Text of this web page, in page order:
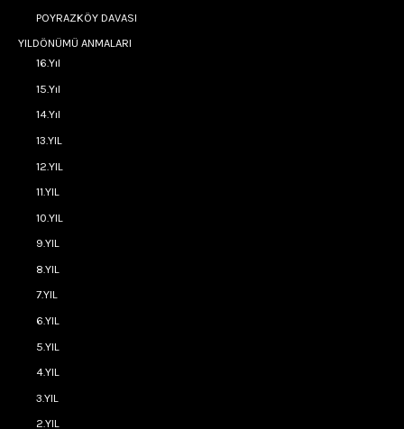
POYRAZKÖY DAVASI
YILDÖNÜMÜ ANMALARI
16.Yıl
15.Yıl
14.Yıl
13.YIL
12.YIL
11.YIL
10.YIL
9.YIL
8.YIL
7.YIL
6.YIL
5.YIL
4.YIL
3.YIL
2.YIL